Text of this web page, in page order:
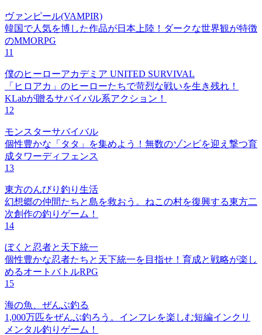
ヴァンピール(VAMPIR)
韓国で人気を博した作品が日本上陸！ダークな世界観が特徴
のMMORPG
11
僕のヒーローアカデミア UNITED SURVIVAL
「ヒロアカ」のヒーローたちで苛烈な戦いを生き残れ！
KLabが贈るサバイバル系アクション！
12
モンスターサバイバル
個性豊かな「タタ」を集めよう！無数のゾンビを迎え撃つ育
成タワーディフェンス
13
東方のんびり釣り生活
幻想郷の仲間たちと島を救おう。ねこの村を復興する東方二
次創作の釣りゲーム！
14
ぼくと忍者と天下統一
個性豊かな忍者たちと天下統一を目指せ！育成と戦略が楽し
めるオートバトルRPG
15
海の魚、ぜんぶ釣る
1,000万匹をぜんぶ釣ろう。インフレを楽しむ短編インクリ
メンタル釣りゲーム！